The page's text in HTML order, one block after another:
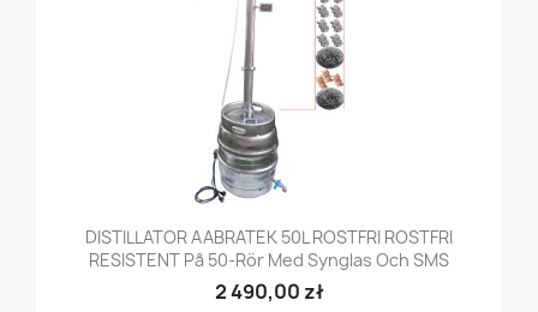
DISTILLATOR AABRATEK 50L ROSTFRI ROSTFRI
RESISTENT På 50-Rör Med Synglas Och SMS
2 490,00 zł